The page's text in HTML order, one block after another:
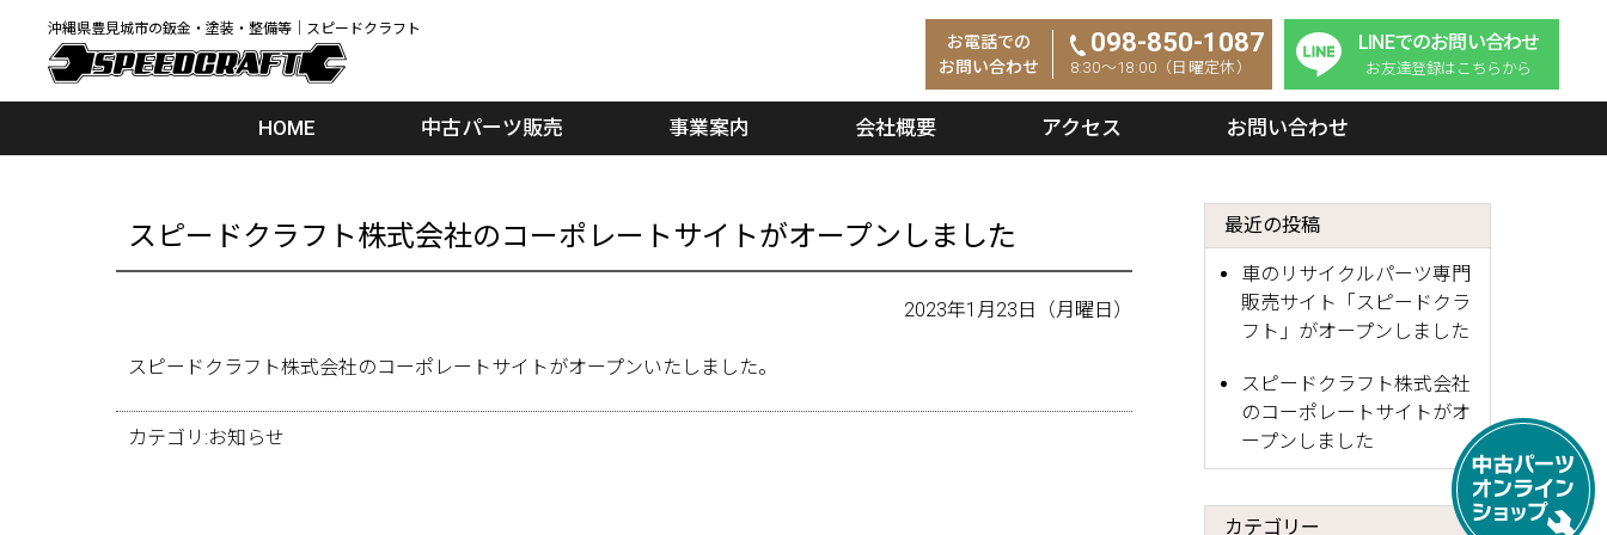
沖縄県豊見城市の鈑金・塗装・整備等｜スピードクラフト
お電話での
お問い合わせ
098-850-1087
8:30～18:00（日曜定休）
LINEでのお問い合わせ
お友達登録はこちらから
HOME 中古パーツ販売 事業案内 会社概要 アクセス お問い合わせ
スピードクラフト株式会社のコーポレートサイトがオープンしました
2023年1月23日（月曜日）
スピードクラフト株式会社のコーポレートサイトがオープンいたしました。
カテゴリ:お知らせ
最近の投稿
車のリサイクルパーツ専門
販売サイト「スピードクラ
フト」がオープンしました
スピードクラフト株式会社
のコーポレートサイトがオ
ープンしました
カテゴリー